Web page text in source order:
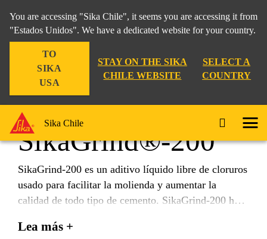
You are accessing "Sika Chile", it seems you are accessing it from
"Estados Unidos". We have a dedicated website for your country.
TO
SIKA
USA
STAY ON THE SIKA
CHILE WEBSITE
SELECT A
COUNTRY
Sika Chile
Construcción SikaGrind®-200
SikaGrind®-200
SikaGrind-200 es un aditivo líquido libre de cloruros
usado para facilitar la molienda y aumentar la
calidad de todo tipo de cemento. SikaGrind-200 ha
cementos con mayor resistencia inicial.
Lea más +